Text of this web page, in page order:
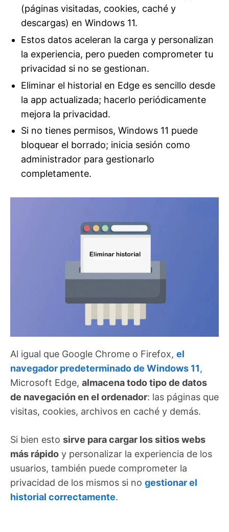
(páginas visitadas, cookies, caché y
descargas) en Windows 11.
Estos datos aceleran la carga y personalizan
la experiencia, pero pueden comprometer tu
privacidad si no se gestionan.
Eliminar el historial en Edge es sencillo desde
la app actualizada; hacerlo periódicamente
mejora la privacidad.
Si no tienes permisos, Windows 11 puede
bloquear el borrado; inicia sesión como
administrador para gestionarlo
completamente.
Al igual que Google Chrome o Firefox, el
navegador predeterminado de Windows 11,
Microsoft Edge, almacena todo tipo de datos
de navegación en el ordenador: las páginas que
visitas, cookies, archivos en caché y demás.
Si bien esto sirve para cargar los sitios webs
más rápido y personalizar la experiencia de los
usuarios, también puede comprometer la
privacidad de los mismos si no gestionar el
historial correctamente.